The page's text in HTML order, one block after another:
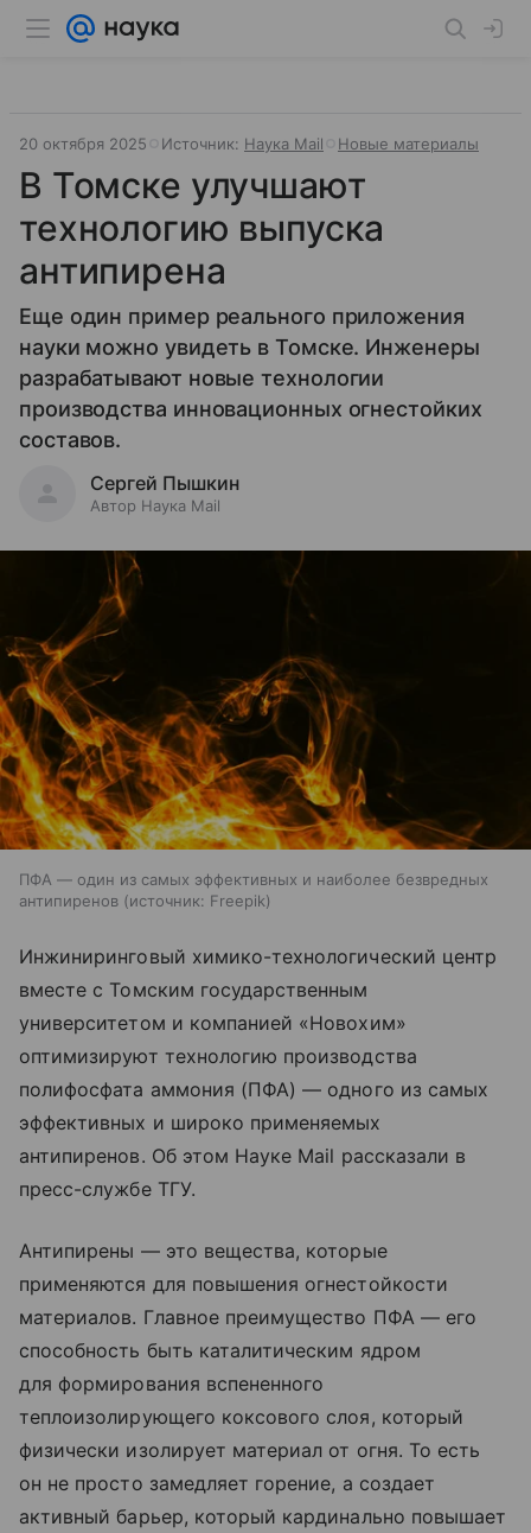
20 октября 2025 Источник: Наука Mail Новые материалы
В Томске улучшают
технологию выпуска
антипирена
Еще один пример реального приложения
науки можно увидеть в Томске. Инженеры
разрабатывают новые технологии
производства инновационных огнестойких
составов.
Сергей Пышкин
Автор Наука Mail
ПФА ― один из самых эффективных и наиболее безвредных
антипиренов
источник: Freepik
Инжиниринговый химико-технологический центр
вместе с Томским государственным
университетом и компанией «Новохим»
оптимизируют технологию производства
полифосфата аммония (ПФА) ― одного из самых
эффективных и широко применяемых
антипиренов. Об этом Науке Mail рассказали в
пресс-службе ТГУ.
Антипирены — это вещества, которые
применяются для повышения огнестойкости
материалов. Главное преимущество ПФА — его
способность быть каталитическим ядром
для формирования вспененного
теплоизолирующего коксового слоя, который
физически изолирует материал от огня. То есть
он не просто замедляет горение, а создает
активный барьер, который кардинально повышает